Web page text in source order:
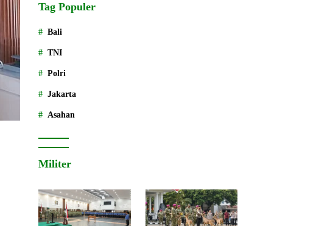
Tag Populer
Bali
TNI
Polri
Jakarta
Asahan
Militer